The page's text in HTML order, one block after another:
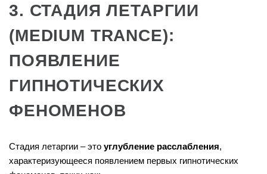
3. СТАДИЯ ЛЕТАРГИИ
(MEDIUM TRANCE):
ПОЯВЛЕНИЕ
ГИПНОТИЧЕСКИХ
ФЕНОМЕНОВ
Стадия летаргии – это углубление расслабления,
характеризующееся появлением первых гипнотических